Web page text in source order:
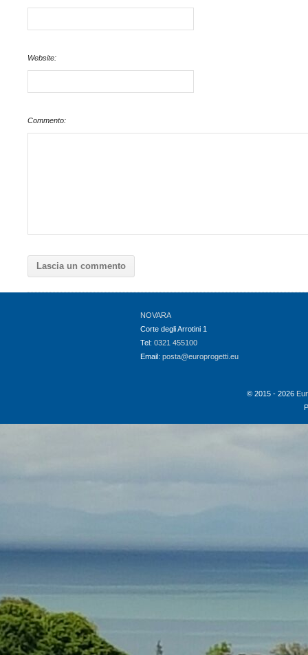
Website:
Commento:
NOVARA
Corte degli Arrotini 1
Tel:0321 455100
Email:posta@europrogetti.eu
© 2015 - 2026